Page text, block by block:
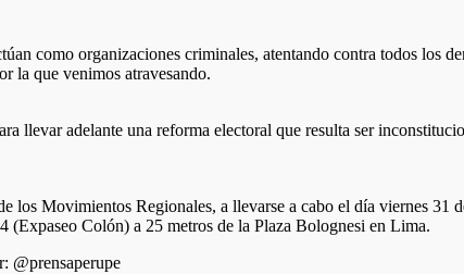
como organizaciones criminales, atentando contra todos los
la que venimos atravesando.
llevar adelante una reforma electoral que resulta ser
los Movimientos Regionales, a llevarse a cabo el día viernes 31
Colón) a 25 metros de la Plaza Bolognesi en Lima.
@prensaperupe